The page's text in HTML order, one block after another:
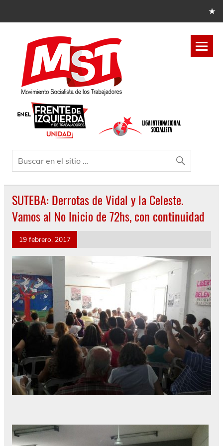
SUTEBA: Derrotas de Vidal y la Celeste.
Vamos al No Inicio de 72hs, con continuidad
19 febrero, 2017